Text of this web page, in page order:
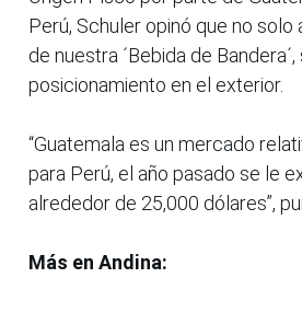
Perú, Schuler opinó que no solo
de nuestra ´Bebida de Bandera´,
posicionamiento en el exterior.
“Guatemala es un mercado
para Perú, el año pasado se le
alrededor de 25,000 dólares”,
Más en Andina: